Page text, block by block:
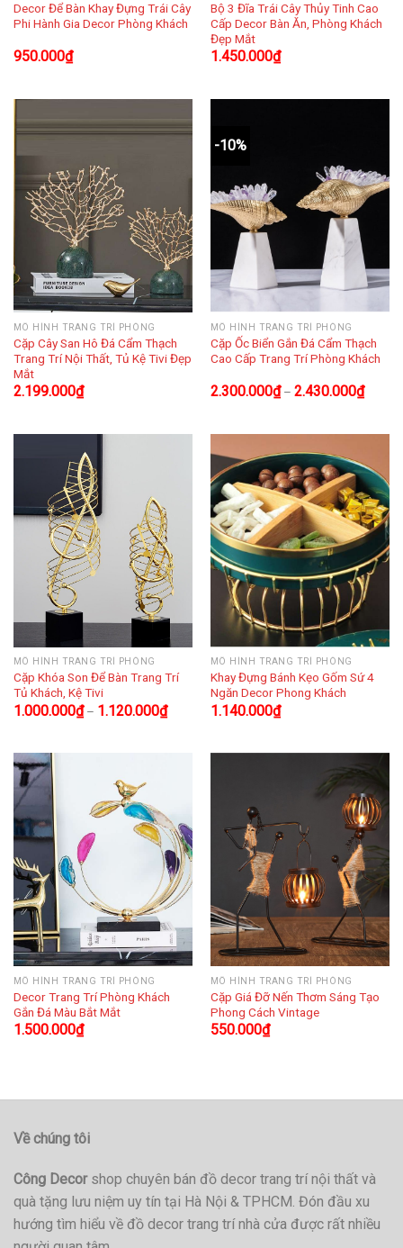
Decor Để Bàn Khay Đựng Trái Cây
Phi Hành Gia Decor Phòng Khách
950.000₫
Bộ 3 Đĩa Trái Cây Thủy Tinh Cao
Cấp Decor Bàn Ăn, Phòng Khách
Đẹp Mắt
1.450.000₫
MÔ HÌNH TRANG TRÍ PHÒNG
Cặp Cây San Hô Đá Cẩm Thạch
Trang Trí Nội Thất, Tủ Kệ Tivi Đẹp
Mắt
2.199.000₫
-10%
MÔ HÌNH TRANG TRÍ PHÒNG
Cặp Ốc Biển Gắn Đá Cẩm Thạch
Cao Cấp Trang Trí Phòng Khách
2.300.000₫– 2.430.000₫
MÔ HÌNH TRANG TRÍ PHÒNG
Cặp Khóa Son Để Bàn Trang Trí
Tủ Khách, Kệ Tivi
1.000.000₫– 1.120.000₫
MÔ HÌNH TRANG TRÍ PHÒNG
Khay Đựng Bánh Kẹo Gốm Sứ 4
Ngăn Decor Phong Khách
1.140.000₫
MÔ HÌNH TRANG TRÍ PHÒNG
Decor Trang Trí Phòng Khách
Gắn Đá Màu Bắt Mắt
1.500.000₫
MÔ HÌNH TRANG TRÍ PHÒNG
Cặp Giá Đỡ Nến Thơm Sáng Tạo
Phong Cách Vintage
550.000₫
Về chúng tôi
Công Decorshop chuyên bán đồ decor trang trí nội thất và
quà tặng lưu niệm uy tín tại Hà Nội & TPHCM. Đón đầu xu
hướng tìm hiểu về đồ decor trang trí nhà cửa được rất nhiều